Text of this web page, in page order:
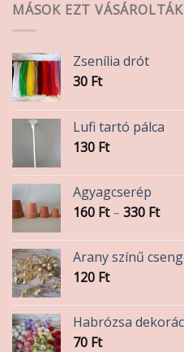
MÁSOK EZT VÁSÁROLTÁK
Zsenília drót
30 Ft
Lufi tartó pálca
130 Ft
Agyagcserép
160 Ft – 330 Ft
-
330
Arany színű
120 Ft
Habrózsa
70 Ft